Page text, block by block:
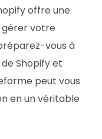
offre une
votre
vous à
Shopify et
peut vous
en un véritable